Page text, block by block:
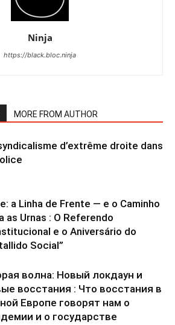
Ninja
https://black.bloc.ninja
MORE FROM AUTHOR
d’extrême droite dans
a Linha de Frente — e o Caminho
as Urnas : O Referendo
e o Aniversário do
Social”
волна: Новый локдаун и
восстания : Что восстания в
Европе говорят нам о
и о государстве